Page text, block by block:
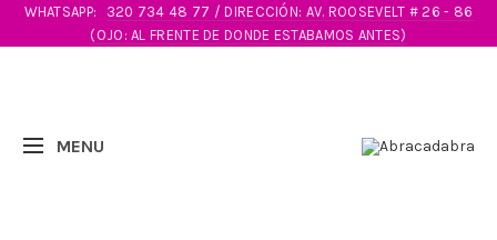
WHATSAPP:
320 734 48 77 / DIRECCIÓN: AV. ROOSEVELT # 26 - 86
(OJO: AL FRENTE DE DONDE ESTABAMOS ANTES)